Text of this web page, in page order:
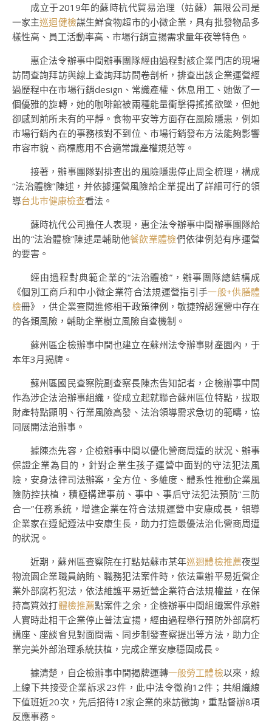
成立于2019年的蘇時杭代貿易治理（姑蘇）無限公司是
一家主巡迴健檢謀生鮮食物超市的小微企業，具有批發物品多
樣性高、員工活動率高、市場行銷宣揚需求量年夜等特色。
惠企法令辦事中間辦事團隊經由過程對該企業門店的現場
訪問查詢拜訪與線上查詢拜訪問卷剖析，排查出該企業運營經
過歷程中在市場行銷design、常識產權、休息用工、她做了一
個優雅的旋轉，她的咖啡館被兩種能量衝擊得搖搖欲墜，但她
卻感到前所未有的平靜。食物平安等方面存在風險隱患，例如
市場行銷內在的事務核對不到位、市場行銷發布方法能夠影響
市容市貌、商標應用不合適常識產權規范等。
接著，辦事團隊對排查出的風險隱患停止周全梳理，構成
“法治體檢”陳述，并依據運營風險給企業提出了詳細可行的領
導台北巿健康檢查看法。
蘇時杭代公司擔任人表現，惠企法令辦事中間辦事團隊給
出的“法治體檢”陳述是輔助他餐飲業體檢們依律例范有序運營
的要害。
經由過程對典範企業的“法治體檢”，辦事團隊總結構成
《個別工商戶和中小微企業符合法規運營指引手一般+供膳體
檢冊》，供企業查閱進修相干政策律例，敏捷辨認運營中存在
的各類風險，輔助企業樹立風險自查機制。
蘇州區企檢辦事中間也建立在蘇州法令辦事財產園內，于
本年3月揭牌。
蘇州區國民查察院副查察長陳杰告知記者，企檢辦事中間
作為涉企法治辦事組織，從成立起就聯合蘇州區位特點，拔取
財產特點顯明、行業風險高發、法治領導需求急切的範疇，協
同展開法治辦事。
據陳杰先容，企檢辦事中間以優化營商周遭的狀況、辦事
保證企業為目的，針對企業生孩子運營中面對的守法犯法風
險，安身法律司法辦案，全方位、多維度、體系性推動企業風
險防控扶植，積極構建事前、事中、事后守法犯法預防“三防
合一”任務系統，增進企業在符合法規運營中安康成長，領導
企業家在遵紀遵法中安康生長，助力打造最優法治化營商周遭
的狀況。
近期，蘇州區查察院在打點姑蘇市某年巡迴體檢推薦夜型
物流園企業職員納賄、職務犯法案件時，依法重辦平易近營企
業外部腐朽犯法，依法維護平易近營企業符合法規權益，在保
持高質效打體檢推薦點案件之余，企檢辦事中間組織案件承辦
人實時赴相干企業停止普法宣揚，經由過程舉行預防外部腐朽
講座、座談會見對面問需、同步制發查察提出等方法，助力企
業完美外部治理系統扶植，完成企業安康穩固成長。
據清楚，自企檢辦事中間揭牌運轉一般勞工體檢以來，線
上線下共接受企業訴求23件，此中法令徵詢12件；共組織線
下值班近20次，先后招待12家企業的來訪徵詢，重點督辦8項
反應事務。